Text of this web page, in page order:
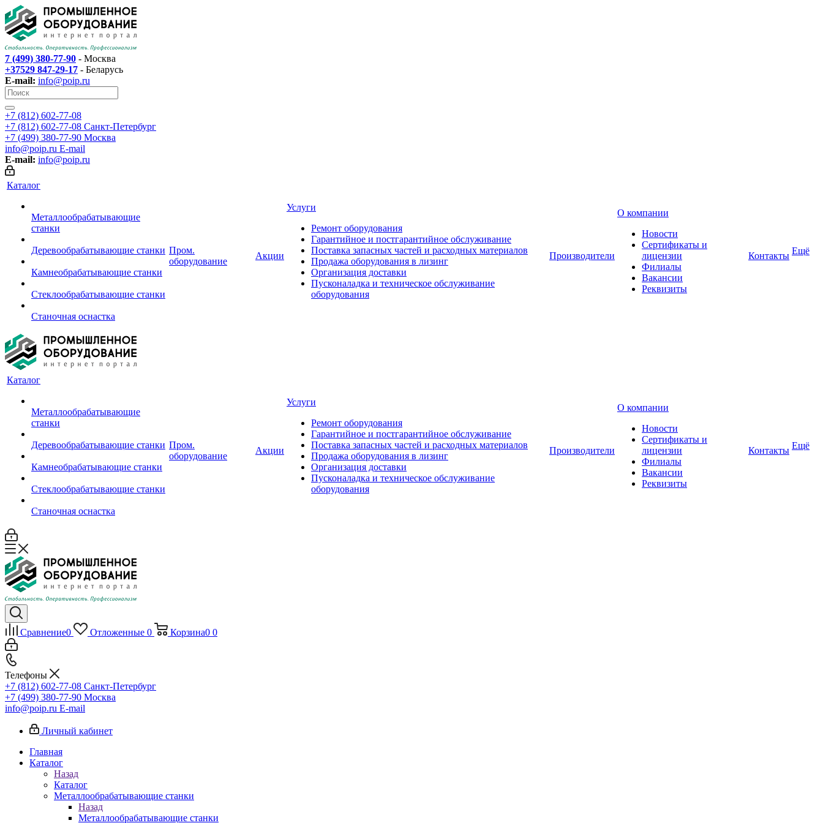
7 (499) 380-77-90 - Москва
+37529 847-29-17 - Беларусь
E-mail: info@poip.ru
+7 (812) 602-77-08
+7 (812) 602-77-08 Санкт-Петербург
+7 (499) 380-77-90 Москва
info@poip.ru E-mail
E-mail: info@poip.ru
Каталог
Металлообрабатывающие
станки
Деревообрабатывающие станки
Камнеобрабатывающие станки
Стеклообрабатывающие станки
Станочная оснастка
Пром.
оборудование
Акции
Услуги
Ремонт оборудования
Гарантийное и постгарантийное обслуживание
Поставка запасных частей и расходных материалов
Продажа оборудования в лизинг
Организация доставки
Пусконаладка и техническое обслуживание
оборудования
Производители
О компании
Новости
Сертификаты и
лицензии
Филиалы
Вакансии
Реквизиты
Контакты Ещё
Каталог
Металлообрабатывающие
станки
Деревообрабатывающие станки
Камнеобрабатывающие станки
Стеклообрабатывающие станки
Станочная оснастка
Пром.
оборудование
Акции
Услуги
Ремонт оборудования
Гарантийное и постгарантийное обслуживание
Поставка запасных частей и расходных материалов
Продажа оборудования в лизинг
Организация доставки
Пусконаладка и техническое обслуживание
оборудования
Производители
О компании
Новости
Сертификаты и
лицензии
Филиалы
Вакансии
Реквизиты
Контакты Ещё
Сравнение0 Отложенные 0 Корзина0 0
Телефоны
+7 (812) 602-77-08 Санкт-Петербург
+7 (499) 380-77-90 Москва
info@poip.ru E-mail
Личный кабинет
Главная
Каталог
Назад
Каталог
Металлообрабатывающие станки
Назад
Металлообрабатывающие станки